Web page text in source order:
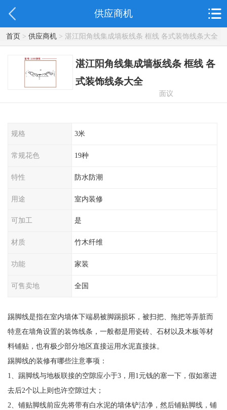
供应商机
首页> 供应商机> 湛江阳角线集成墙板线条 框线 各式装饰线条大全
湛江阳角线集成墙板线条 框线 各
式装饰线条大全
面议
规格 3米
常规花色 19种
特性 防水防潮
用途 室内装修
可加工 是
材质 竹木纤维
功能 家装
可售卖地 全国
踢脚线是指在室内墙体下端易被脚踢损坏，被扫把、拖把等弄脏而
特意在墙角设置的装饰线条，一般都是用瓷砖、石材以及木板等材
料铺贴，也有极少部分地区直接运用水泥直接抹。
踢脚线的装修有哪些注意事项：
1、踢脚线与地板联接的空隙应小于3，用1元钱的塞一下，假如塞进
去后2个以上则也许空隙过大；
2、铺贴脚线前应先将带有白水泥的墙体铲洁净，然后铺贴脚线，铺